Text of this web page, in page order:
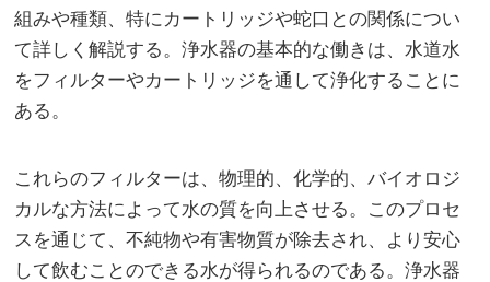
組みや種類、特にカートリッジや蛇口との関係につい
て詳しく解説する。浄水器の基本的な働きは、水道水
をフィルターやカートリッジを通して浄化することに
ある。
これらのフィルターは、物理的、化学的、バイオロジ
カルな方法によって水の質を向上させる。このプロセ
スを通じて、不純物や有害物質が除去され、より安心
して飲むことのできる水が得られるのである。浄水器